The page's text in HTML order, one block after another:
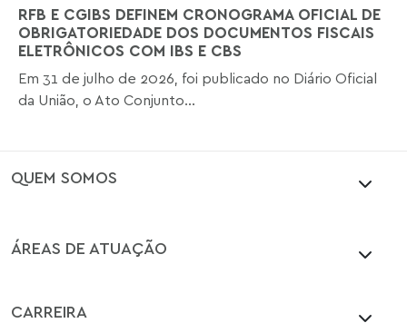
RFB E CGIBS DEFINEM CRONOGRAMA OFICIAL DE
OBRIGATORIEDADE DOS DOCUMENTOS FISCAIS
ELETRÔNICOS COM IBS E CBS
Em 31 de julho de 2026, foi publicado no Diário Oficial
da União, o Ato Conjunto...
QUEM SOMOS
ÁREAS DE ATUAÇÃO
CARREIRA